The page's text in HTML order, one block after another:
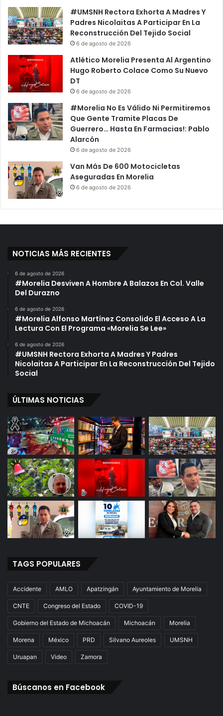
#UMSNH Rectora Exhorta A Madres Y
Padres Nicolaitas A Participar En La
Reconstrucción Del Tejido Social
6 de agosto de 2026
Atlético Morelia Presenta Al Argentino
Hugo Roberto Colace Como Su Nuevo
DT
6 de agosto de 2026
#Morelia No Es Válido Ni Permitiremos
Que Gente Tramite Placas De
Guerrero… Hasta En Farmacias!: Pablo
Alarcón
6 de agosto de 2026
Van Más De 600 Motocicletas
Aseguradas En Morelia
6 de agosto de 2026
NOTICIAS MÁS RECIENTES
6 de agosto de 2026
#Morelia Desviven A Hombre A Balazos En Col. Valle
Del Durazno
6 de agosto de 2026
#Morelia Alfonso Martínez Consolido El Acceso A La
Lectura Con El Programa «Morelia Se Lee»
6 de agosto de 2026
#UMSNH Rectora Exhorta A Madres Y Padres
Nicolaitas A Participar En La Reconstrucción Del Tejido
Social
ÚLTIMAS NOTICIAS
TAGS POPULARES
Accidente AMLO Apatzingán Ayuntamiento de Morelia
CNTE Congreso del Estado COVID-19
Gobierno del Estado de Michoacán Michoacán Morelia
Morena México PRD Silvano Aureoles UMSNH
Uruapan Video Zamora
Búscanos en Facebook